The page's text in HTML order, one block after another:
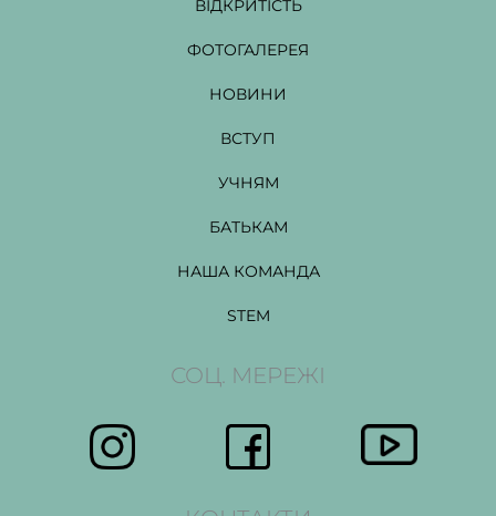
ВІДКРИТІСТЬ
ФОТОГАЛЕРЕЯ
НОВИНИ
ВСТУП
УЧНЯМ
БАТЬКАМ
НАША КОМАНДА
STEM
СОЦ. МЕРЕЖІ